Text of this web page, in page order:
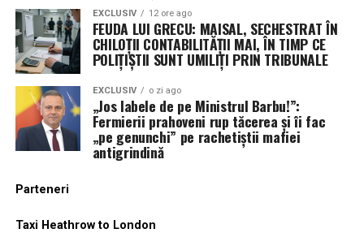
EXCLUSIV 12 ore ago
FEUDA LUI GRECU: MAISAL, SECHESTRAT ÎN
CHILOȚII CONTABILITĂȚII MAI, ÎN TIMP CE
POLIȚIȘTII SUNT UMILIȚI PRIN TRIBUNALE
EXCLUSIV o zi ago
„Jos labele de pe Ministrul Barbu!”:
Fermierii prahoveni rup tăcerea și îi fac
„pe genunchi” pe rachetiștii mafiei
antigrindină
Parteneri
Taxi Heathrow to London